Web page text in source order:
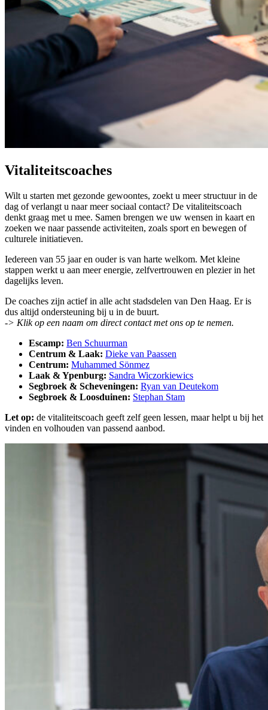
Vitaliteitscoaches
Wilt u starten met gezonde gewoontes, zoekt u meer structuur in de
dag of verlangt u naar meer sociaal contact? De vitaliteitscoach
denkt graag met u mee. Samen brengen we uw wensen in kaart en
zoeken we naar passende activiteiten, zoals sport en bewegen of
culturele initiatieven.
Iedereen van 55 jaar en ouder is van harte welkom. Met kleine
stappen werkt u aan meer energie, zelfvertrouwen en plezier in het
dagelijks leven.
De coaches zijn actief in alle acht stadsdelen van Den Haag. Er is
dus altijd ondersteuning bij u in de buurt.
-> Klik op een naam om direct contact met ons op te nemen.
Escamp: Ben Schuurman
Centrum & Laak: Dieke van Paassen
Centrum: Muhammed Sönmez
Laak & Ypenburg: Sandra Wiczorkiewics
Segbroek & Scheveningen: Ryan van Deutekom
Segbroek & Loosduinen: Stephan Stam
Let op: de vitaliteitscoach geeft zelf geen lessen, maar helpt u bij het
vinden en volhouden van passend aanbod.